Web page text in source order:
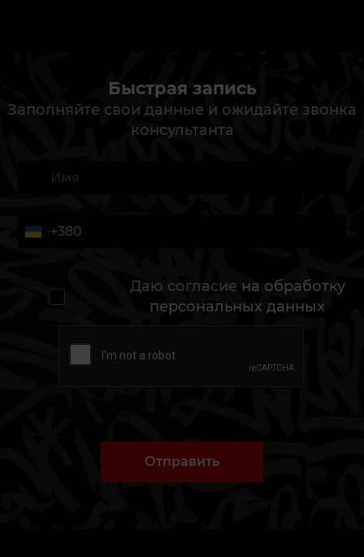
Быстрая запись
Заполняйте свои данные и ожидайте звонка
консультанта
Даю согласие на обработку
персональных данных
Отправить